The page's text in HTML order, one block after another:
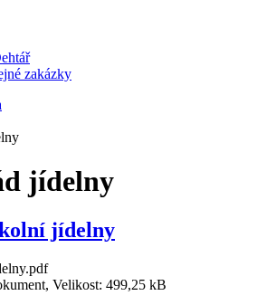
zakázky
jídelny
jídelny
Velikost: 499,25 kB